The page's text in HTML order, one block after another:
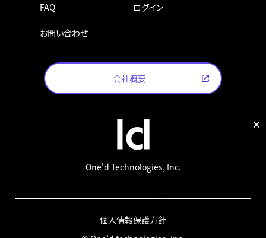
FAQ ログイン
お問い合わせ
会社概要
One'd Technologies, Inc.
個人情報保護方針